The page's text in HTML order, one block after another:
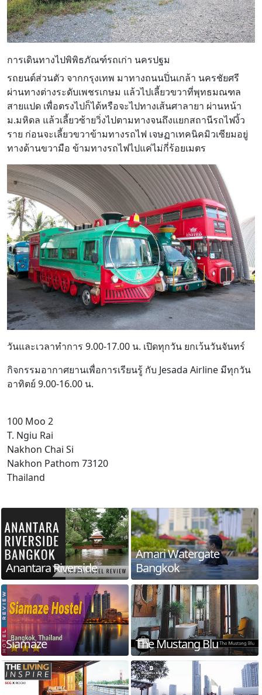
การเดินทางไปพิพิธภัณฑ์รถเก่า นครปฐม
รถยนต์ส่วนตัว จากกรุงเทพ มาทางถนนปิ่นเกล้า นครชัยศรี
ผ่านทางต่างระดับเพชรเกษม แล้วไปเลี้ยวขวาที่พุทธมณฑล
สายแปด เพื่อตรงไปก็ได้หรือจะไปทางเส้นศาลายา ผ่านหน้า
ม.มหิดล แล้วเลี้ยวซ้ายวิ่งไปตามทางจนถึงแยกสถานีรถไฟงิ้ว
ราย ก่อนจะเลี้ยวขวาข้ามทางรถไฟ เจษฏาเทคนิคมิวเซียมอยู่
ทางด้านขวามือ ข้ามทางรถไฟไปแค่ไม่กี่ร้อยเมตร
วันและเวลาทำการ 9.00-17.00 น. เปิดทุกวัน ยกเว้นวันจันทร์
กิจกรรมอากาศยานเพื่อการเรียนรู้ กับ Jesada Airline มีทุกวัน
อาทิตย์ 9.00-16.00 น.
100 Moo 2
T. Ngiu Rai
Nakhon Chai Si
Nakhon Pathom 73120
Thailand
Anantara Riverside
Amari Watergate
Bangkok
Siamaze The Mustang Blu